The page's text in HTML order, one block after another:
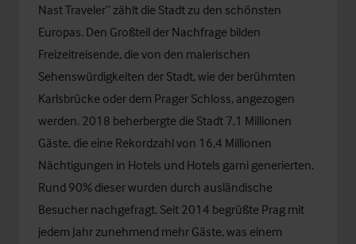
Nast Traveler” zählt die Stadt zu den schönsten
Europas. Den Großteil der Nachfrage bilden
Freizeitreisende, die von den malerischen
Sehenswürdigkeiten der Stadt, wie der berühmten
Karlsbrücke oder dem Prager Schloss, angezogen
werden. 2018 beherbergte die Stadt 7,1 Millionen
Gäste, die eine Rekordzahl von 16,4 Millionen
Nächtigungen in Hotels und Hotels garni generierten.
Rund 90% dieser wurden durch ausländische
Besucher nachgefragt. Seit 2014 begrüßte Prag mit
jedem Jahr zunehmend mehr Gäste, was einem